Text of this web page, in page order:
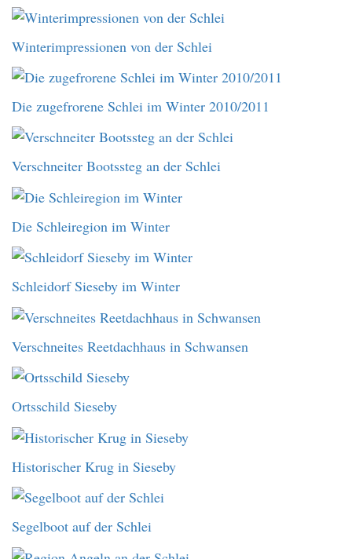
Winterimpressionen von der Schlei
Die zugefrorene Schlei im Winter 2010/2011
Verschneiter Bootssteg an der Schlei
Die Schleiregion im Winter
Schleidorf Sieseby im Winter
Verschneites Reetdachhaus in Schwansen
Ortsschild Sieseby
Historischer Krug in Sieseby
Segelboot auf der Schlei